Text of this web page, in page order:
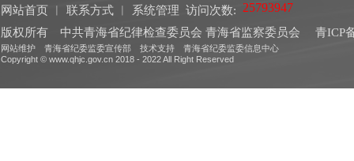
网站首页 联系方式 系统管理 访问次数:
版权所有 中共青海省纪律检查委员会 青海省监察委员会
青ICP
网站维护 青海省纪委监委宣传部 技术支持 青海省纪委监委信息中心
Copyright © www.qhjc.gov.cn 2018 - 2022 All Right Reserved